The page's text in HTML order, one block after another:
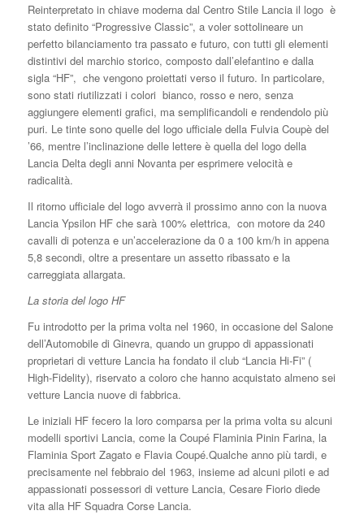
Reinterpretato in chiave moderna dal Centro Stile Lancia il logo è
stato definito “Progressive Classic”, a voler sottolineare un
perfetto bilanciamento tra passato e futuro, con tutti gli elementi
distintivi del marchio storico, composto dall’elefantino e dalla
sigla “HF”, che vengono proiettati verso il futuro. In particolare,
sono stati riutilizzati i colori bianco, rosso e nero, senza
aggiungere elementi grafici, ma semplificandoli e rendendolo più
puri. Le tinte sono quelle del logo ufficiale della Fulvia Coupè del
’66, mentre l’inclinazione delle lettere è quella del logo della
Lancia Delta degli anni Novanta per esprimere velocità e
radicalità.
Il ritorno ufficiale del logo avverrà il prossimo anno con la nuova
Lancia Ypsilon HF che sarà 100% elettrica, con motore da 240
cavalli di potenza e un’accelerazione da 0 a 100 km/h in appena
5,8 secondi, oltre a presentare un assetto ribassato e la
carreggiata allargata.
La storia del logo HF
Fu introdotto per la prima volta nel 1960, in occasione del Salone
dell’Automobile di Ginevra, quando un gruppo di appassionati
proprietari di vetture Lancia ha fondato il club “Lancia Hi-Fi” (
High-Fidelity), riservato a coloro che hanno acquistato almeno sei
vetture Lancia nuove di fabbrica.
Le iniziali HF fecero la loro comparsa per la prima volta su alcuni
modelli sportivi Lancia, come la Coupé Flaminia Pinin Farina, la
Flaminia Sport Zagato e Flavia Coupé.Qualche anno più tardi, e
precisamente nel febbraio del 1963, insieme ad alcuni piloti e ad
appassionati possessori di vetture Lancia, Cesare Fiorio diede
vita alla HF Squadra Corse Lancia.